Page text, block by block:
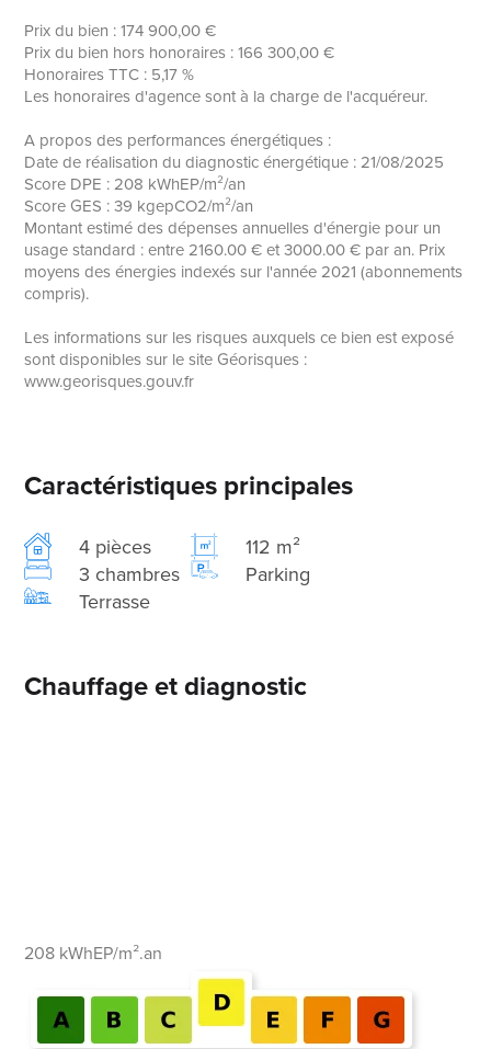
Prix du bien : 174 900,00 €
Prix du bien hors honoraires : 166 300,00 €
Honoraires TTC : 5,17 %
Les honoraires d'agence sont à la charge de l'acquéreur.
A propos des performances énergétiques :
Date de réalisation du diagnostic énergétique : 21/08/2025
Score DPE : 208 kWhEP/m²/an
Score GES : 39 kgepCO2/m²/an
Montant estimé des dépenses annuelles d'énergie pour un
usage standard : entre 2160.00 € et 3000.00 € par an. Prix
moyens des énergies indexés sur l'année 2021 (abonnements
compris).
Les informations sur les risques auxquels ce bien est exposé
sont disponibles sur le site Géorisques :
www.georisques.gouv.fr
Caractéristiques principales
4 pièces
112 m²
3 chambres
Parking
Terrasse
Chauffage et diagnostic
208 kWhEP/m².an